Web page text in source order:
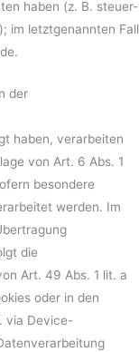
haben (z. B. steuer-
im letztgenannten Fall
der
haben, verarbeiten
von Art. 6 Abs. 1
besondere
werden. Im
die
Art. 49 Abs. 1 lit. a
oder in den
via Device-